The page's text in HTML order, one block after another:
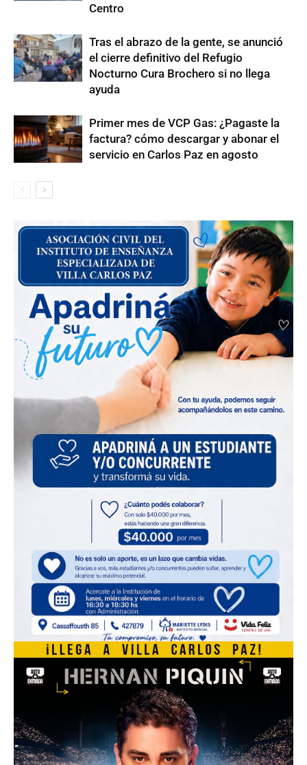
Centro
Tras el abrazo de la gente, se anunció
el cierre definitivo del Refugio
Nocturno Cura Brochero si no llega
ayuda
Primer mes de VCP Gas: ¿Pagaste la
factura? cómo descargar y abonar el
servicio en Carlos Paz en agosto